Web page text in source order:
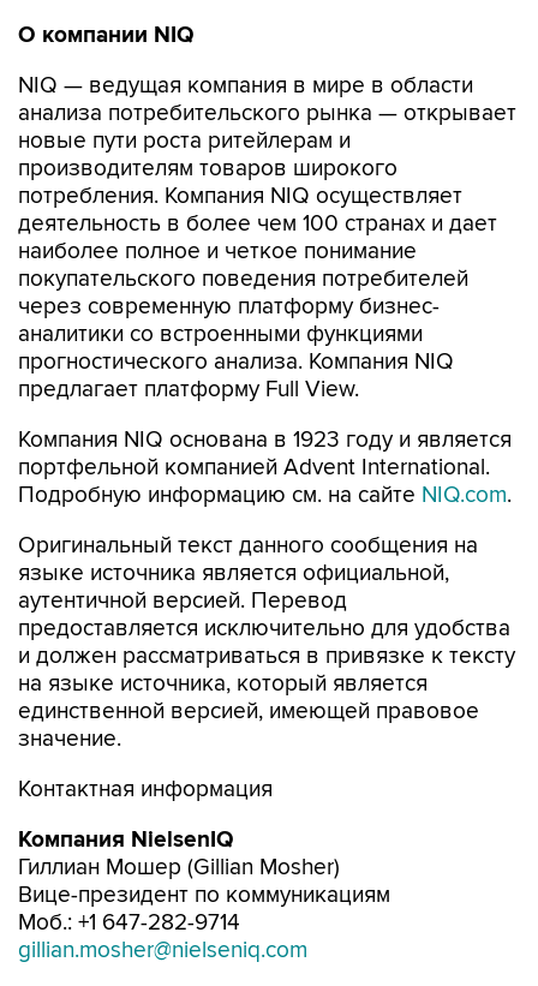
О компании NIQ
NIQ — ведущая компания в мире в области
анализа потребительского рынка — открывает
новые пути роста ритейлерам и
производителям товаров широкого
потребления. Компания NIQ осуществляет
деятельность в более чем 100 странах и дает
наиболее полное и четкое понимание
покупательского поведения потребителей
через современную платформу бизнес-
аналитики со встроенными функциями
прогностического анализа. Компания NIQ
предлагает платформу Full View.
Компания NIQ основана в 1923 году и является
портфельной компанией Advent International.
Подробную информацию см. на сайте NIQ.com.
Оригинальный текст данного сообщения на
языке источника является официальной,
аутентичной версией. Перевод
предоставляется исключительно для удобства
и должен рассматриваться в привязке к тексту
на языке источника, который является
единственной версией, имеющей правовое
значение.
Контактная информация
Компания NielsenIQ
Гиллиан Мошер (Gillian Mosher)
Вице-президент по коммуникациям
Моб.: +1 647-282-9714
gillian.mosher@nielseniq.com